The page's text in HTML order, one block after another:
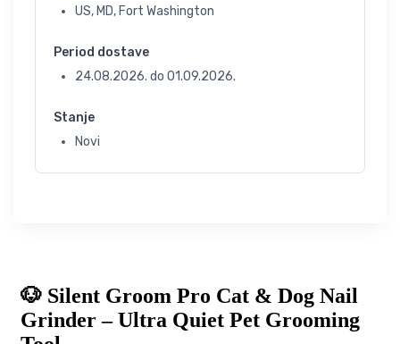
US, MD, Fort Washington
Period dostave
24.08.2026. do 01.09.2026.
Stanje
Novi